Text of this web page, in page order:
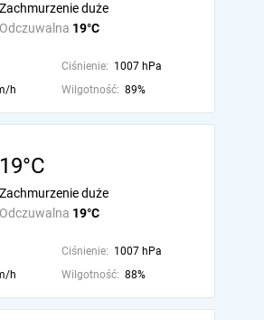
Odczuwalna 19°C
Zachmurzenie duże
Ciśnienie: 1007 hPa
h Wilgotność: 89%
19°C
Odczuwalna 19°C
Zachmurzenie duże
Ciśnienie: 1007 hPa
h Wilgotność: 88%